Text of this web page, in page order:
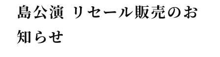
島公演 リセール販売のお
知らせ